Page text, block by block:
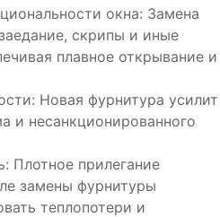
окна: Замена
скрипы и иные
плавное открывание и
Новая фурнитура усилит
и несанкционированного
Плотное прилегание
замены фурнитуры
теплопотери и